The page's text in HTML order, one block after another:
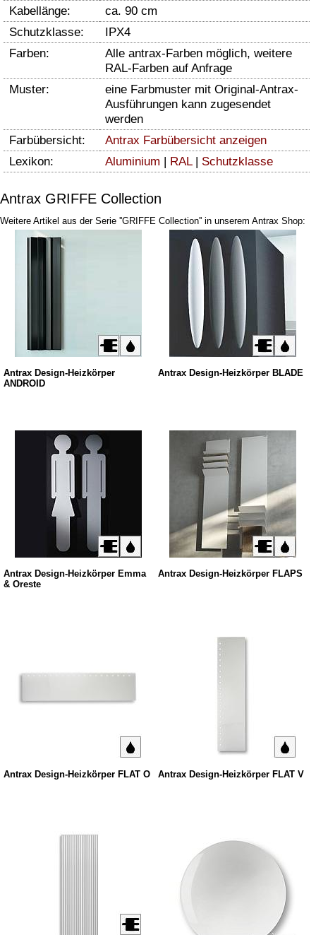
Kabellänge:
ca. 90 cm
Schutzklasse:
IPX4
Farben:
Alle antrax-Farben möglich, weitere
RAL-Farben auf Anfrage
Muster:
eine Farbmuster mit Original-Antrax-
Ausführungen kann zugesendet
werden
Farbübersicht:
Antrax Farbübersicht anzeigen
Lexikon:
Aluminium RAL| Schutzklasse
Antrax GRIFFE Collection
Weitere Artikel aus der Serie ''GRIFFE Collection'' in unserem Antrax Shop:
Antrax Design-Heizkörper
ANDROID
Antrax Design-Heizkörper BLADE
Antrax Design-Heizkörper Emma
& Oreste
Antrax Design-Heizkörper FLAPS
Antrax Design-Heizkörper FLAT O Antrax Design-Heizkörper FLAT V